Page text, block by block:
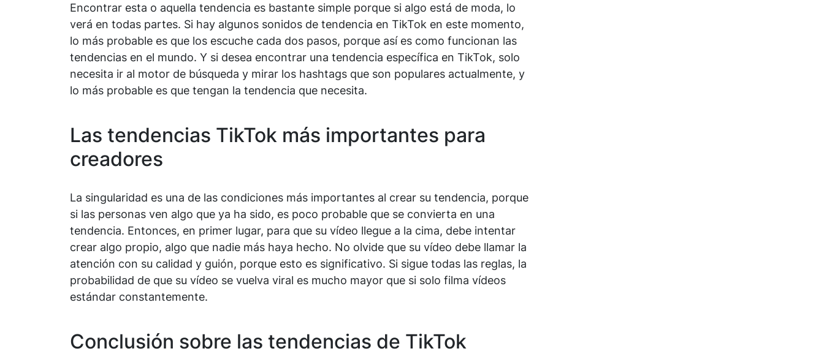
Encontrar esta o aquella tendencia es bastante simple porque si algo está de moda, lo
verá en todas partes. Si hay algunos sonidos de tendencia en TikTok en este momento,
lo más probable es que los escuche cada dos pasos, porque así es como funcionan las
tendencias en el mundo. Y si desea encontrar una tendencia específica en TikTok, solo
necesita ir al motor de búsqueda y mirar los hashtags que son populares actualmente, y
lo más probable es que tengan la tendencia que necesita.
Las tendencias TikTok más importantes para
creadores
La singularidad es una de las condiciones más importantes al crear su tendencia, porque
si las personas ven algo que ya ha sido, es poco probable que se convierta en una
tendencia. Entonces, en primer lugar, para que su vídeo llegue a la cima, debe intentar
crear algo propio, algo que nadie más haya hecho. No olvide que su vídeo debe llamar la
atención con su calidad y guión, porque esto es significativo. Si sigue todas las reglas, la
probabilidad de que su vídeo se vuelva viral es mucho mayor que si solo filma vídeos
estándar constantemente.
Conclusión sobre las tendencias de TikTok